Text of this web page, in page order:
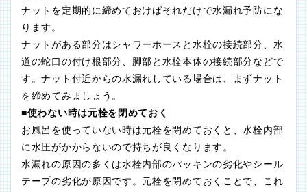
ナットを定期的に締めておけばそれだけで水漏れ予防にな
ります。
ナットがある部分はシャワーホースと水栓の接続部分、水
道の蛇口の付け根部分、脚部と水栓本体の接続部分などで
す。ナット付近からの水漏れしている場合は、まずナット
を締めてみましょう。
■使わない時は元栓を閉めておく
お風呂を使っていない時は元栓を閉めておくと、水栓内部
に水圧がかからないので持ちが良くなります。
水漏れの原因の多くは水栓内部のパッキンの劣化やシール
テープの劣化が原因です。元栓を閉めておくことで、これ